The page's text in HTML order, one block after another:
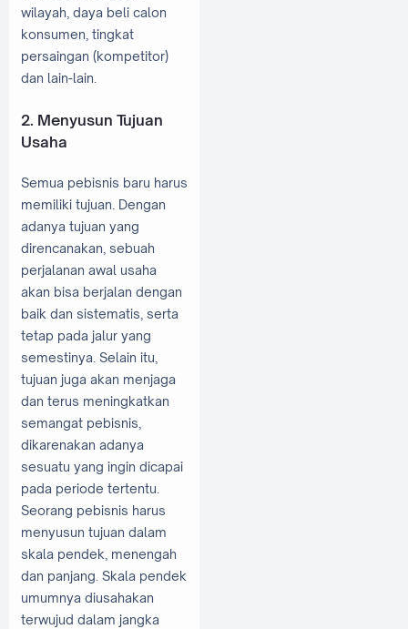
wilayah, daya beli calon
konsumen, tingkat
persaingan (kompetitor)
dan lain-lain.
2. Menyusun Tujuan
Usaha
Semua pebisnis baru harus
memiliki tujuan. Dengan
adanya tujuan yang
direncanakan, sebuah
perjalanan awal usaha
akan bisa berjalan dengan
baik dan sistematis, serta
tetap pada jalur yang
semestinya. Selain itu,
tujuan juga akan menjaga
dan terus meningkatkan
semangat pebisnis,
dikarenakan adanya
sesuatu yang ingin dicapai
pada periode tertentu.
Seorang pebisnis harus
menyusun tujuan dalam
skala pendek, menengah
dan panjang. Skala pendek
umumnya diusahakan
terwujud dalam jangka